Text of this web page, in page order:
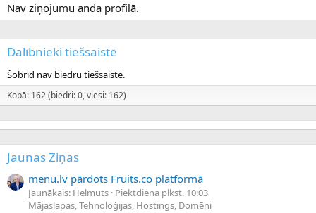
Nav ziņojumu anda profilā.
Dalībnieki tiešsaistē
Šobrīd nav biedru tiešsaistē.
Kopā: 162 (biedri: 0, viesi: 162)
Jaunas Ziņas
menu.lv pārdots Fruits.co platformā
Jaunākais: Helmuts Piektdiena plkst. 10:03
Mājaslapas, Tehnoloģijas, Hostings, Domēni